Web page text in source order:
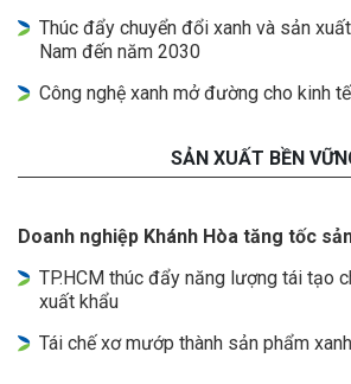
Thúc đẩy chuyển đổi xanh và sản
Nam đến năm 2030
Công nghệ xanh mở đường cho kinh
SẢN XUẤT BỀN
Doanh nghiệp Khánh Hòa tăng tốc
TP.HCM thúc đẩy năng lượng tái tạo
xuất khẩu
Tái chế xơ mướp thành sản phẩm